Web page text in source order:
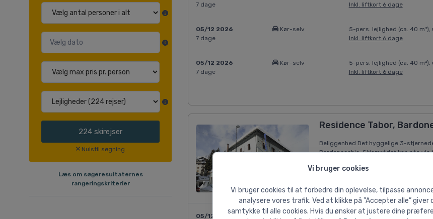
Vi bruger cookies
Vi bruger cookies til at forbedre din oplevelse, tilpasse
analysere vores trafik. Ved at klikke på ”Accepter alle” giver
samtykke til alle cookies. Hvis du ønsker at justere dine
224 skirejser
Nulstil søgning
Læs om søgeresultaternes
rangeringskriterier
7 dage
Inkl. liftkort 6 dage
05/12 2026
7 dage
Kør-selv
5-pers. lejlighed (ca. 40 m²),
Inkl. liftkort 6 dage
05/12 2026
7 dage
Kør-selv
5-pers. lejlighed (ca. 40 m²),
Inkl. liftkort 6 dage
Residence Tabor,
Beliggenhed Det hyggelige 3-
Bardonecchia. Skiområdet kan nås
fra indkvarteringen. De nærmeste
har reception, Wi-Fi og elevator.
Der er parkeringspladser - hvis
ledig). Forplejning Uden forplejning.
05/12 2026
Kør-selv
4-pers. studio (20 - 25 m²),